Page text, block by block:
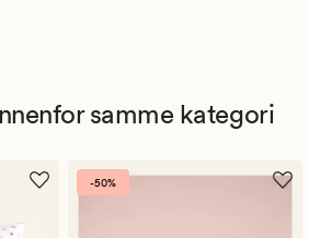
samme kategori
-50%